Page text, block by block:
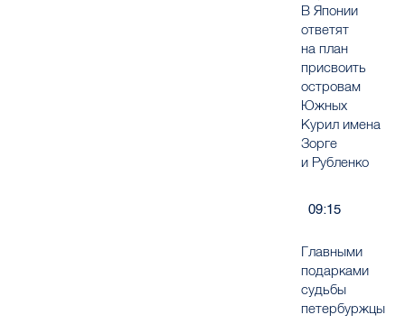
В Японии
ответят
на план
присвоить
островам
Южных
Курил имена
Зорге
и Рубленко
09:15
Главными
подарками
судьбы
петербуржцы